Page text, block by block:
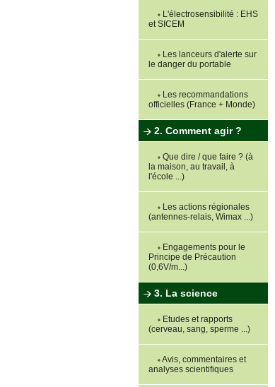
L'électrosensibilité : EHS
et SICEM
Les lanceurs d'alerte sur
le danger du portable
Les recommandations
officielles (France + Monde)
2. Comment agir ?
Que dire / que faire ? (à
la maison, au travail, à
l'école ...)
Les actions régionales
(antennes-relais, Wimax ...)
Engagements pour le
Principe de Précaution
(0,6V/m...)
3. La science
Etudes et rapports
(cerveau, sang, sperme ...)
Avis, commentaires et
analyses scientifiques